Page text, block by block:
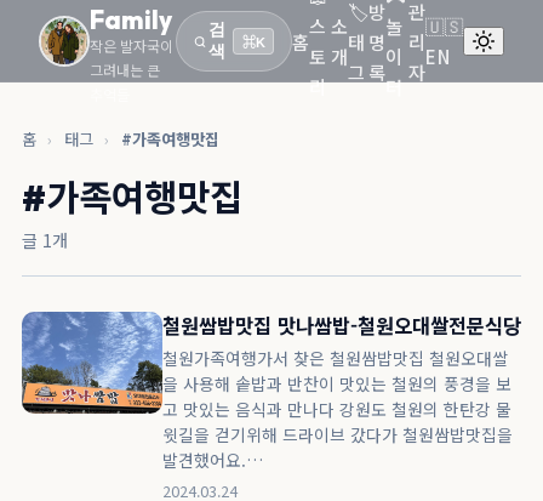
Family
작은 발자국이
그려내는 큰
검
색
⌘K 홈
스
토
리
소
개
🏷️
태
그
방
명
록
놀
이
터
관
리
자
🇺🇸
EN
홈 › 태그 › #가족여행맛집
#가족여행맛집
글 1개
철원쌈밥맛집 맛나쌈밥-철원오대쌀전문식당
철원가족여행가서 찾은 철원쌈밥맛집 철원오대쌀
을 사용해 솥밥과 반찬이 맛있는 철원의 풍경을 보
고 맛있는 음식과 만나다 강원도 철원의 한탄강 물
윗길을 걷기위해 드라이브 갔다가 철원쌈밥맛집을
발견했어요.…
2024.03.24
↑ ↓이동Enter선택Esc 닫기 52개 포스팅 검색 가능